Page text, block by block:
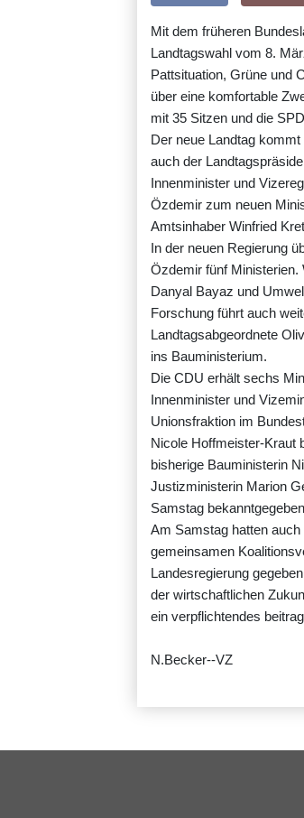
Mit dem früheren
Landtagswahl vom 8.
Pattsituation, Grüne und
über eine komfortable
mit 35 Sitzen und die
Der neue Landtag
auch der
Innenminister und
Özdemir zum neuen
Amtsinhaber Winfried
In der neuen Regierung
Özdemir fünf Ministerien.
Danyal Bayaz und
Forschung führt auch
Landtagsabgeordnete
ins Bauministerium.
Die CDU erhält sechs
Innenminister und
Unionsfraktion im
Nicole Hoffmeister-Kraut
bisherige Bauministerin
Justizministerin Marion
Samstag
Am Samstag hatten
gemeinsamen
Landesregierung
der wirtschaftlichen
ein verpflichtendes
N.Becker--VZ